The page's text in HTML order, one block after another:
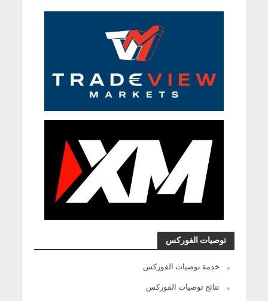
توصيات الفوركس
خدمة توصيات الفوركس
نتائج توصيات الفوركس